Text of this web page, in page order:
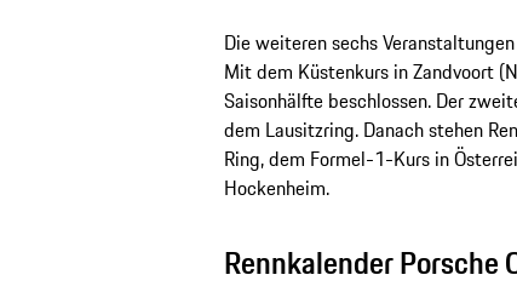
Die weiteren sechs
Mit dem Küstenkurs in Zandvoort
Saisonhälfte beschlossen. Der
dem Lausitzring. Danach stehen
Ring, dem Formel-1-Kurs in
Hockenheim.
Rennkalender